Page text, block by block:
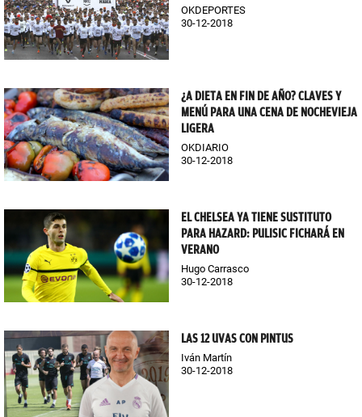
OKDEPORTES
30-12-2018
¿A DIETA EN FIN DE AÑO? CLAVES Y
MENÚ PARA UNA CENA DE NOCHEVIEJA
LIGERA
OKDIARIO
30-12-2018
EL CHELSEA YA TIENE SUSTITUTO
PARA HAZARD: PULISIC FICHARÁ EN
VERANO
Hugo Carrasco
30-12-2018
LAS 12 UVAS CON PINTUS
Iván Martín
30-12-2018